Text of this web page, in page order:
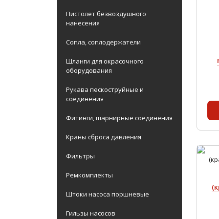
Пистолет безвоздушного
нанесения
Сопла, соплодержатели
Шланги для окрасочного
оборудования
Рукава пескоструйные и
соединения
Фитинги, шарнирные соединения
Краны сброса давления
Фильтры
Ремкомплекты
Штоки насоса поршневые
Гильзы насосов